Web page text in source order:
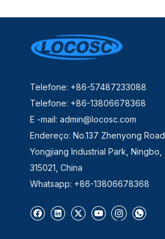
Telefone: +86-57487233088
Telefone: +86-13806678368
E -mail: admin@locosc.com
Endereço: No.137 Zhenyong Road,
Yongjiang Industrial Park, Ningbo,
315021, China
Whatsapp: +86-13806678368